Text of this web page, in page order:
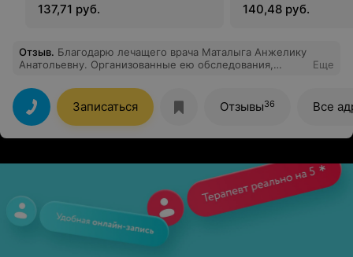
(глаза)
137,71 руб. 140,48 руб.
Отзыв. Благодарю лечащего врача Маталыга Анжелику
Анатольевну. Организованные ею обследования,
улучшили моё здоровье и самочувствие, а особенно –
работу руки, сердечно-сосудистоой системы и зрения.
Еще
Записаться Отзывы36 Все